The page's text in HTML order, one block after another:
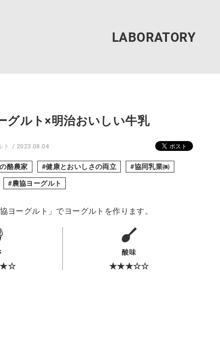
グルト×明治おいしい牛乳
ト 2023.08.04
酪農家 健康とおいしさの両立
協同乳業㈱
農協ヨーグルト
ヨーグルト」でヨーグルトを作ります。
酸味
★★★☆☆